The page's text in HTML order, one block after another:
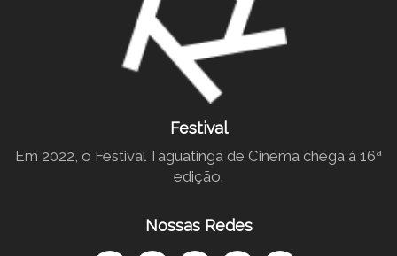
Festival
Em 2022, o Festival Taguatinga de Cinema chega à 16ª
edição.
Nossas Redes